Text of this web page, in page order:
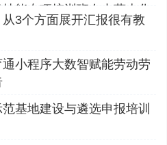
能专项培训班在内蒙古化
3个方面展开汇报很有教
小程序大数智赋能劳动劳
基地建设与遴选申报培训